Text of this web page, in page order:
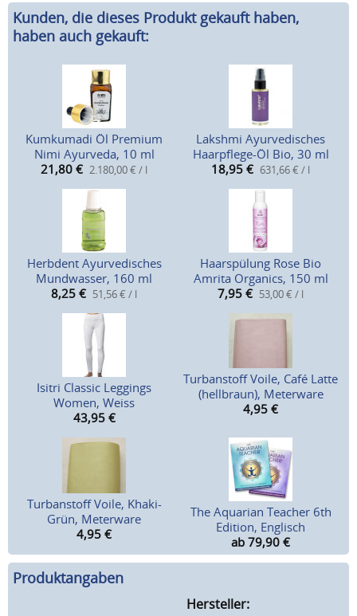
Kunden, die dieses Produkt gekauft haben,
haben auch gekauft:
Kumkumadi Öl Premium
Nimi Ayurveda, 10 ml
21,80 € 2.180,00 € / l
Lakshmi Ayurvedisches
Haarpflege-Öl Bio, 30 ml
18,95 € 631,66 € / l
Herbdent Ayurvedisches
Mundwasser, 160 ml
8,25 € 51,56 € / l
Haarspülung Rose Bio
Amrita Organics, 150 ml
7,95 € 53,00 € / l
Isitri Classic Leggings
Women, Weiss
43,95 €
Turbanstoff Voile, Café Latte
(hellbraun), Meterware
4,95 €
Turbanstoff Voile, Khaki-
Grün, Meterware
4,95 €
The Aquarian Teacher 6th
Edition, Englisch
ab 79,90 €
Produktangaben
Hersteller: